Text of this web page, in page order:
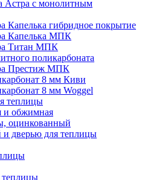
Астра с монолитным
Капелька гибридное покрытие
Капелька МПК
Титан МПК
поликарбоната
Престиж МПК
8 мм Киви
8 мм Woggel
теплицы
и обжимная
оцинкованный
и дверью для теплицы
теплицы